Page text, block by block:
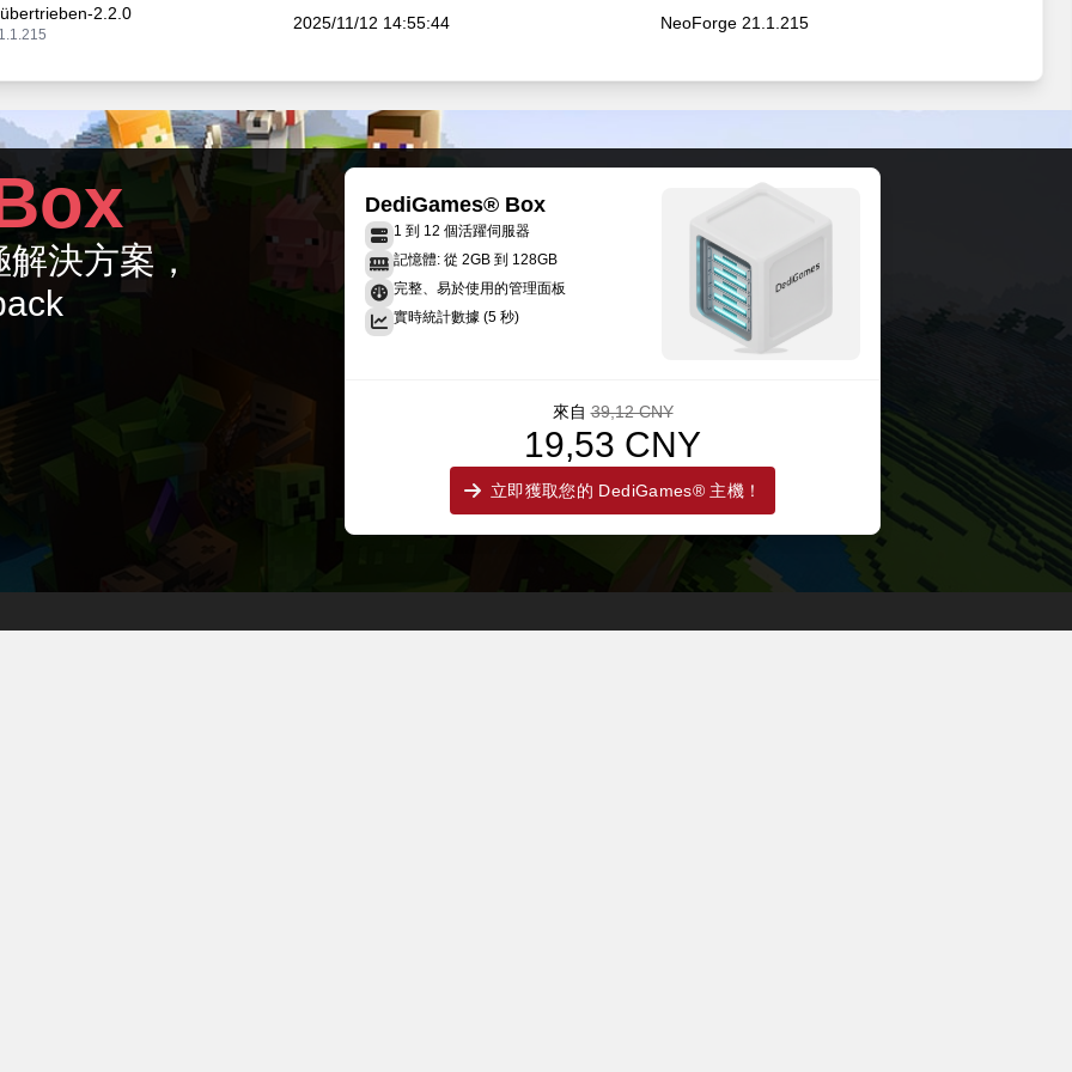
2.2.0 2025/11/12 14:55:44 NeoForge 21.1.215
2.0.0 2025/11/11 20:08:42
1.5.0 2024/11/20 14:51:49 NeoForge 21.1.80
1.4.0 2024/11/20 07:58:48 NeoForge 21.1.80
決方案，
DediGames® Box
1 到 12 個活躍伺服器
記憶體: 從 2GB 到 128GB
完整、易於使用的管理面板
實時統計數據 (5 秒)
來自 39,12 CNY
19,53 CNY
立即獲取您的 DediGames® 主機！